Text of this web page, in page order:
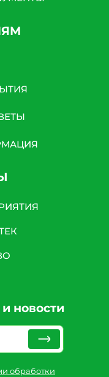
новости
обработки